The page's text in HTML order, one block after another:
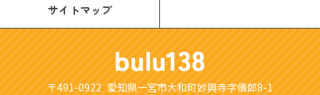
サイトマップ
〒491-0922 愛知県一宮市大和町妙興寺字儀郎8-1